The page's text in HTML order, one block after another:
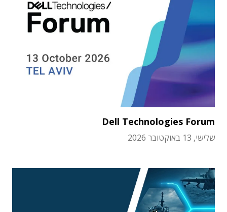
Dell Technologies Forum
שלישי, 13 באוקטובר 2026